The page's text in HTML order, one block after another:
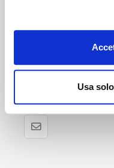
Usa
Michael Bergk